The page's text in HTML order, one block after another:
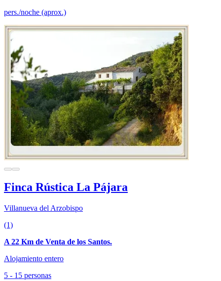
pers./noche (aprox.)
Finca Rústica La Pájara
Villanueva del Arzobispo
(1)
A 22 Km de Venta de los Santos.
Alojamiento entero
5 - 15 personas